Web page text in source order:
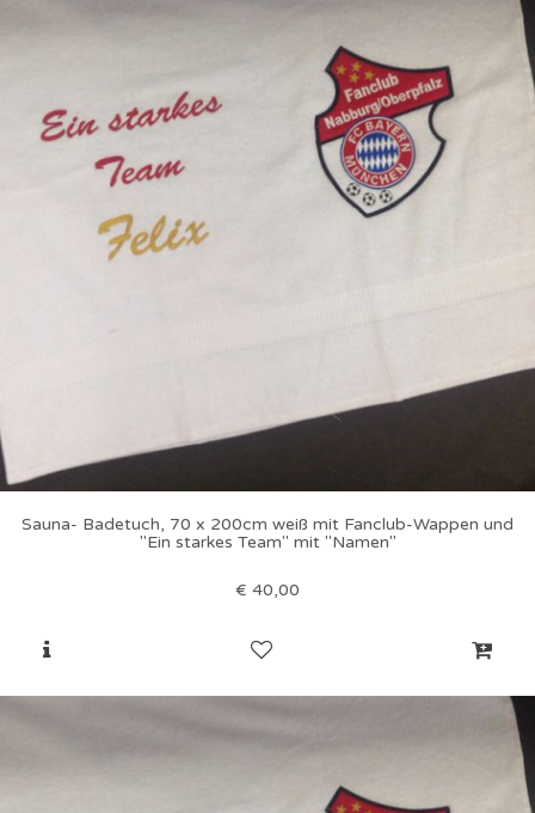
Sauna- Badetuch, 70 x 200cm weiß mit Fanclub-Wappen und
"Ein starkes Team" mit "Namen"
€ 40,00